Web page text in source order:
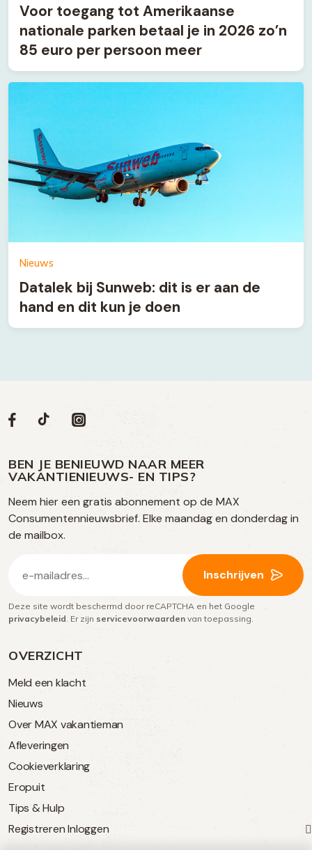
Voor toegang tot Amerikaanse
nationale parken betaal je in 2026 zo’n
85 euro per persoon meer
Nieuws
Datalek bij Sunweb: dit is er aan de
hand en dit kun je doen
OVERZICHT
Meld een klacht
Nieuws
Over MAX vakantieman
Afleveringen
Cookieverklaring
Eropuit
Tips & Hulp
Registreren Inloggen
Volg
op
social
media
Social
Volg
op
Facebook
Volg
op
TikTok
Volg
op
Instagram
BEN JE BENIEUWD NAAR MEER
VAKANTIENIEUWS- EN TIPS?
Neem hier een gratis abonnement op de MAX
Consumentennieuwsbrief. Elke maandag en donderdag in
de mailbox.
mailadres
(Vereist)
Inschrijven
Deze site wordt beschermd door reCAPTCHA en het Google
privacybeleid . Er zijn servicevoorwaarden van toepassing.